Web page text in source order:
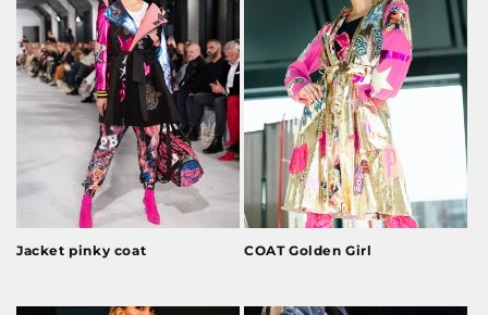
Jacket pinky coat COAT Golden Girl